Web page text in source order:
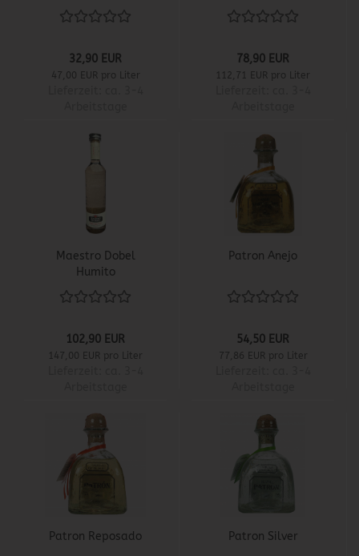
32,90 EUR
47,00 EUR pro Liter
78,90 EUR
112,71 EUR pro Liter
Maestro Dobel
Humito
102,90 EUR
147,00 EUR pro Liter
Patron Anejo
54,50 EUR
77,86 EUR pro Liter
Patron Reposado Patron Silver